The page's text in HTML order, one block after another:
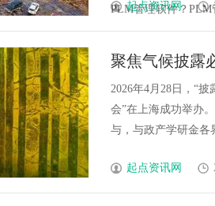
PLM管理软件？
起点资讯网
聚焦气候披露
2026年4月28日，“
会”在上海成功举办
与，与政产学研金各
起点资讯网